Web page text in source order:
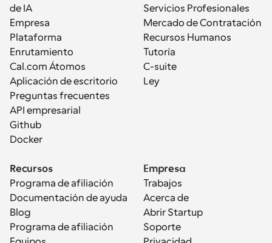
de IA
Empresa
Plataforma
Enrutamiento
Cal.com Átomos
Aplicación de escritorio
Preguntas frecuentes
API empresarial
Github
Docker
Servicios Profesionales
Mercado de Contratación
Recursos Humanos
Tutoría
C-suite
Ley
Recursos
Programa de afiliación
Documentación de ayuda
Blog
Programa de afiliación
Empresa
Trabajos
Acerca de
Abrir Startup
Soporte